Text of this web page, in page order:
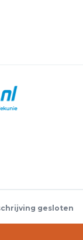
gesloten